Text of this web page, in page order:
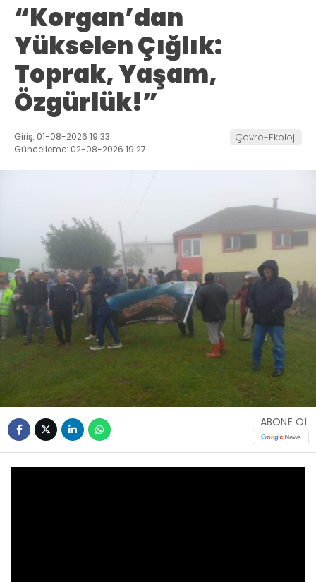
“Korgan’dan
Yükselen Çığlık:
Toprak, Yaşam,
Özgürlük!”
Giriş: 01-08-2026 19:33
Güncelleme: 02-08-2026 19:27
Çevre-Ekoloji
ABONE OL